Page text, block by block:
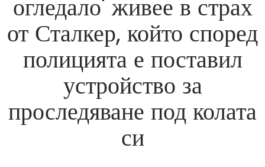
огледало' живее в страх
от Сталкер, който според
полицията е поставил
устройство за
проследяване под колата
си